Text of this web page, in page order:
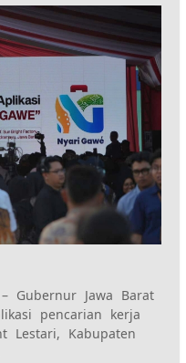
– Gubernur Jawa Barat
pencarian kerja
Lestari, Kabupaten